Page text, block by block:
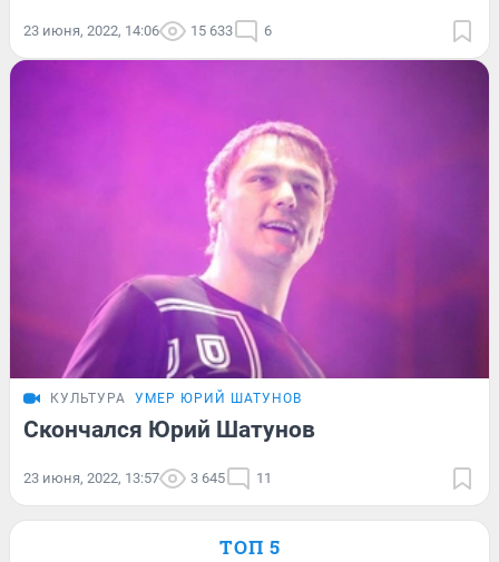
23 июня, 2022, 14:06 15 633 6
КУЛЬТУРА УМЕР ЮРИЙ ШАТУНОВ
Скончался Юрий Шатунов
23 июня, 2022, 13:57 3 645 11
ТОП 5